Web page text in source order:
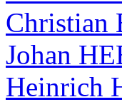
Christian
Johan
Heinrich